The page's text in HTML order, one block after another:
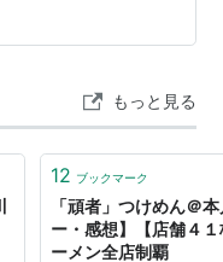
−的場駅−西川越駅
）…（至・東飯能駅
って言うか、本当
、業務量が多く平
のはずですが、お
ね）。 …
もっと見る
12 ブックマーク
「頑者」つけめん＠
ー・感想】【店舗４
ーメン全店制覇